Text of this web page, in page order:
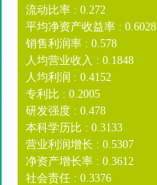
流动比率 : 0.272
平均净资产收益率 : 0.6028
销售利润率 : 0.578
人均营业收入 : 0.1848
人均利润 : 0.4152
专利比 : 0.2005
研发强度 : 0.478
本科学历比 : 0.3133
营业利润增长 : 0.5307
净资产增长率 : 0.3612
社会责任 : 0.3376